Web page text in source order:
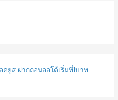
คยูส ฝากถอนออโต้เริ่มที่1บาท